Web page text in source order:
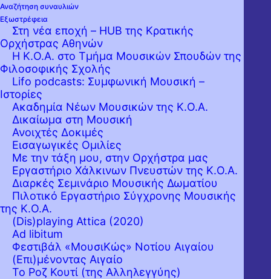
Αναζήτηση συναυλιών
Εξωστρέφεια
Στη νέα εποχή – HUB της Κρατικής
Ορχήστρας Αθηνών
Η Κ.Ο.Α. στο Τμήμα Μουσικών Σπουδών της
Φιλοσοφικής Σχολής
Lifo podcasts: Συμφωνική Μουσική –
Ιστορίες
Ακαδημία Νέων Μουσικών της Κ.Ο.Α.
Δικαίωμα στη Μουσική
Ανοιχτές Δοκιμές
Εισαγωγικές Ομιλίες
Με την τάξη μου, στην Ορχήστρα μας
Εργαστήριo Χάλκινων Πνευστών της Κ.Ο.Α.
Διαρκές Σεμινάριο Μουσικής Δωματίου
Πιλοτικό Εργαστήριο Σύγχρονης Μουσικής
της Κ.Ο.Α.
(Dis)playing Attica (2020)
Ad libitum
Φεστιβάλ «ΜουσιΚώς» Νοτίου Αιγαίου
(Επι)μένοντας Αιγαίο
Το Ροζ Κουτί (της Αλληλεγγύης)